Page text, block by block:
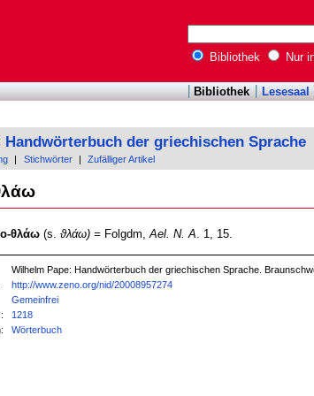
Bibliothek Nur
Bibliothek Lesesaal
Handwörterbuch der griechischen Sprache
Stichwörter Zufälliger Artikel
θλάω(s. ϑλάω) = Folgdm, Ael. N. A . 1, 15.
Wilhelm Pape: Handwörterbuch der griechischen Sprache.
http://www.zeno.org/nid/20008957274
Gemeinfrei
1218
Wörterbuch